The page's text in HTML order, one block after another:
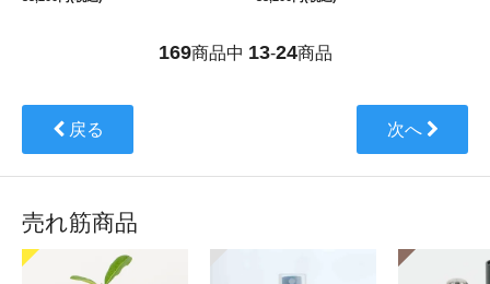
169商品中 13-24商品
戻る 次へ
売れ筋商品